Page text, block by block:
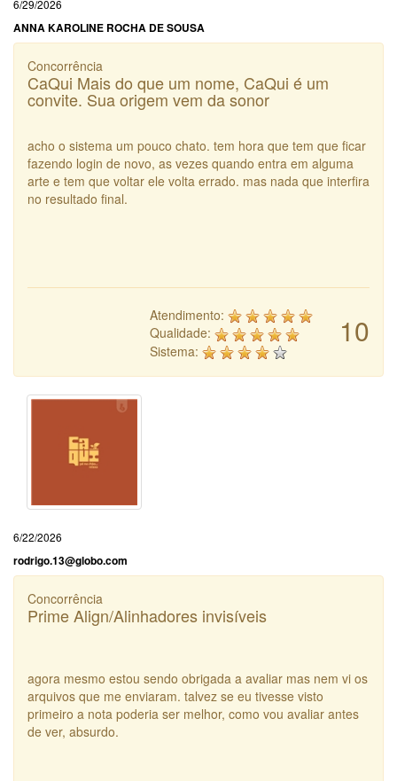
6/29/2026
ANNA KAROLINE ROCHA DE SOUSA
Concorrência
CaQui Mais do que um nome, CaQui é um
convite. Sua origem vem da sonor
acho o sistema um pouco chato. tem hora que tem que ficar
fazendo login de novo, as vezes quando entra em alguma
arte e tem que voltar ele volta errado. mas nada que interfira
no resultado final.
10
Atendimento:
Qualidade:
Sistema:
6/22/2026
rodrigo.13@globo.com
Concorrência
Prime Align/Alinhadores invisíveis
agora mesmo estou sendo obrigada a avaliar mas nem vi os
arquivos que me enviaram. talvez se eu tivesse visto
primeiro a nota poderia ser melhor, como vou avaliar antes
de ver, absurdo.